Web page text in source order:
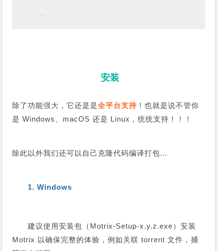
安装
除了功能强大，它还是是全平台支持 ！也就是说不管你
是 Windows、macOS 还是 Linux，统统支持！
！ ！
除此以外我们还可以自己克隆代码编译打包...
1. Windows
建议使用安装包（Motrix-Setup-x.y.z.exe）安装
Motrix 以确保完整的体验，例如关联 torrent 文件，捕